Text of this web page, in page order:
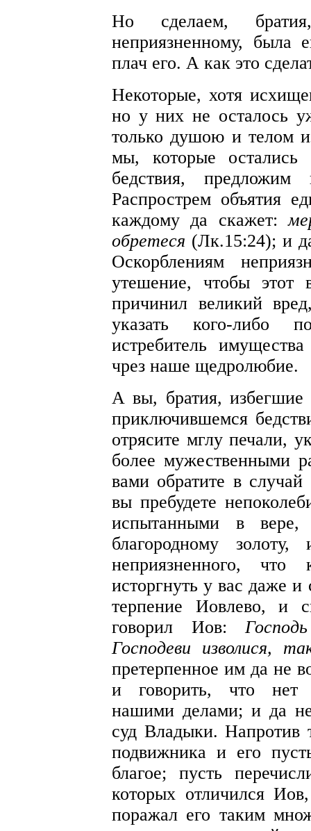
Но сделаем,
неприязненному, была
плач его. А как это
Некоторые, хотя
но у них не осталось
только душою и телом
мы, которые
бедствия,
Распрострем объятия
каждому да скажет:
обретеся (Лк.15:24); и
Оскорблениям
утешение, чтобы этот
причинил великий
указать кого-либо
истребитель
чрез наше щедролюбие.
А вы, братия, избегшие
приключившемся
отрясите мглу печали,
более мужественными
вами обратите в
вы пребудете
испытанными в вере,
благородному
неприязненного,
исторгнуть у вас даже
терпение Иовлево, и
говорил Иов:
Господеви изволися,
претерпенное им да не
и говорить, что нет
нашими делами; и да
суд Владыки. Напротив
подвижника и его
благое; пусть
которых отличился
поражал его таким